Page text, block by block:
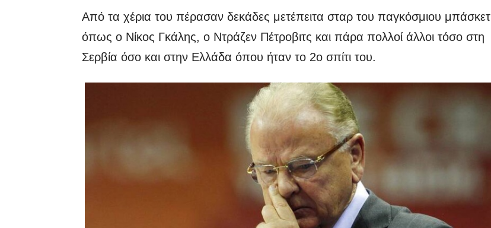
Από τα χέρια του πέρασαν δεκάδες μετέπειτα σταρ του παγκόσμιου μπάσκετ
όπως ο Νίκος Γκάλης, ο Ντράζεν Πέτροβιτς και πάρα πολλοί άλλοι τόσο στη
Σερβία όσο και στην Ελλάδα όπου ήταν το 2ο σπίτι του.